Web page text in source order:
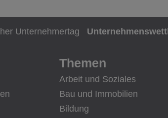
Unternehmertag
Themen
Arbeit und Soziales
Bau und Immobilien
Bildung